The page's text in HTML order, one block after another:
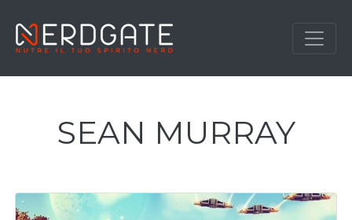
SEAN MURRAY